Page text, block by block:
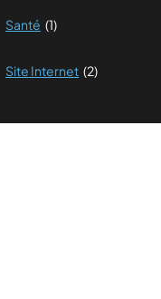
Santé (1)
Site Internet (2)